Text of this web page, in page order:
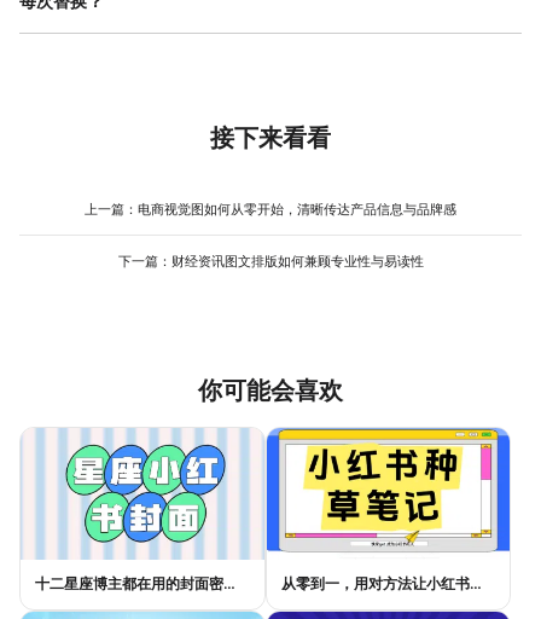
模板库，能确保跨平台营销视觉的一致性。在制作时，选择那些能
在春装营销模板中规划文案，需要区分固定部分和可变部分。固定
点描述、价格等。对于可变部分，在模板中应使用明确的占位符文
本（如“点击输入产品标题”），并提前设定好详细的文本样式规范：
和对齐方式。甚至可以为不同长度的文案准备1-2种排版预案。这
计感。一个考虑周到的文案规划，是春装营销模板能否被高效复用
接下来看看
上一篇： 电商视觉图如何从零开始，清晰传达产品信息与品牌感
下一篇： 财经资讯图文排版如何兼顾专业性与易读性
你可能会喜欢
十二星座博主都在用的封面密码，星座小红书封面标题这样写才吸睛 从零到一，用对方法让小红书种草笔记的流量自己找上门